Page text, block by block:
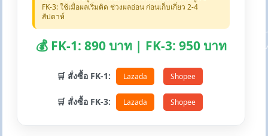
FK-3: ใช้เมื่อผลเริ่มติด ช่วงผลอ่อน ก่อนเก็บเกี่ยว 2-4
สัปดาห์
💰 FK-1: 890 บาท | FK-3: 950 บาท
🛒 สั่งซื้อ FK-1: Lazada Shopee
🛒 สั่งซื้อ FK-3: Lazada Shopee